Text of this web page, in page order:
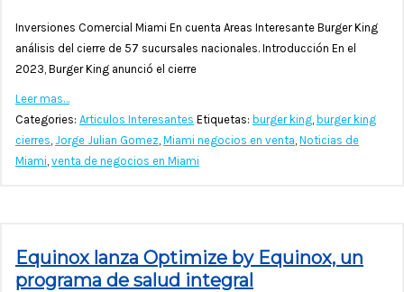
Inversiones Comercial Miami En cuenta Areas Interesante Burger King
análisis del cierre de 57 sucursales nacionales. Introducción En el
2023, Burger King anunció el cierre
Leer mas…
Categories: Articulos Interesantes Etiquetas: burger king, burger king
cierres, Jorge Julian Gomez, Miami negocios en venta, Noticias de
Miami, venta de negocios en Miami
Equinox lanza Optimize by Equinox, un
programa de salud integral